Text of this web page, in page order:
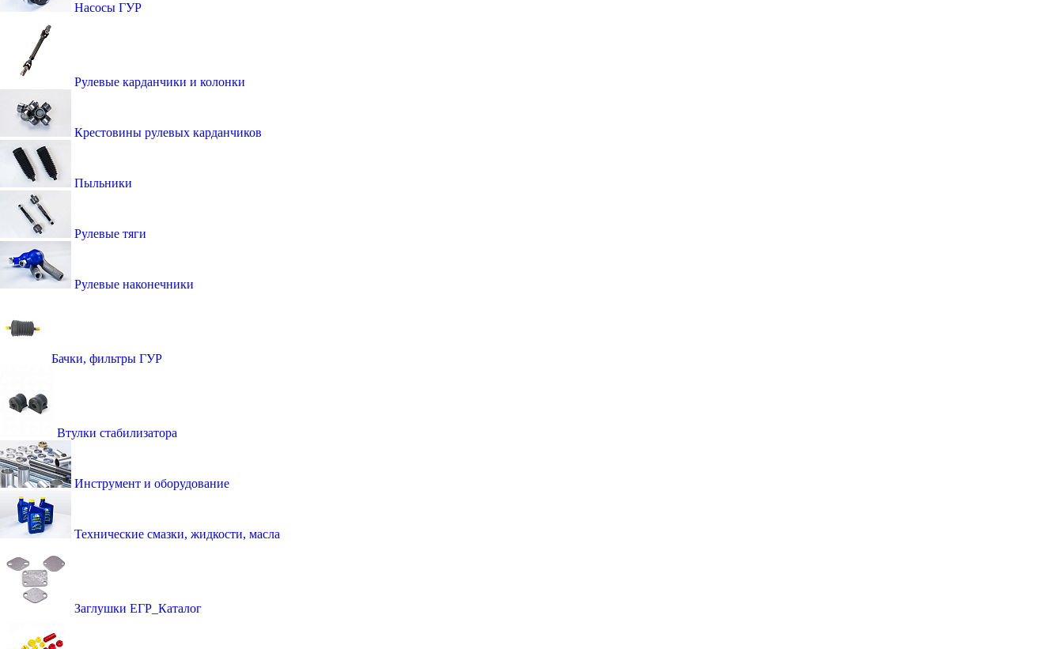
Насосы ГУР
Рулевые карданчики и колонки
Крестовины рулевых карданчиков
Пыльники
Рулевые тяги
Рулевые наконечники
Бачки, фильтры ГУР
Втулки стабилизатора
Инструмент и оборудование
Технические смазки, жидкости, масла
Заглушки ЕГР_Каталог